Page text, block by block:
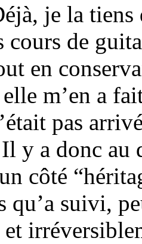
je la tiens
cours de
en
m’en a
pas
y a donc au
côté
qu’a suivi,